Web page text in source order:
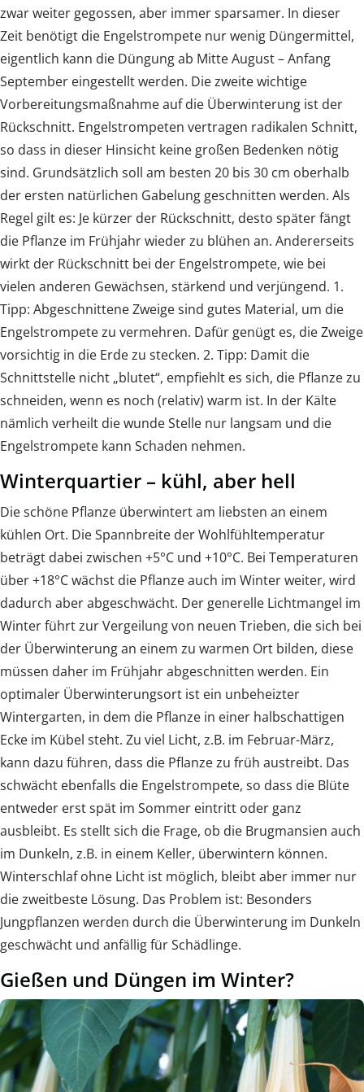
zwar weiter gegossen, aber immer sparsamer. In dieser
Zeit benötigt die Engelstrompete nur wenig Düngermittel,
eigentlich kann die Düngung ab Mitte August – Anfang
September eingestellt werden. Die zweite wichtige
Vorbereitungsmaßnahme auf die Überwinterung ist der
Rückschnitt. Engelstrompeten vertragen radikalen Schnitt,
so dass in dieser Hinsicht keine großen Bedenken nötig
sind. Grundsätzlich soll am besten 20 bis 30 cm oberhalb
der ersten natürlichen Gabelung geschnitten werden. Als
Regel gilt es: Je kürzer der Rückschnitt, desto später fängt
die Pflanze im Frühjahr wieder zu blühen an. Andererseits
wirkt der Rückschnitt bei der Engelstrompete, wie bei
vielen anderen Gewächsen, stärkend und verjüngend. 1.
Tipp: Abgeschnittene Zweige sind gutes Material, um die
Engelstrompete zu vermehren. Dafür genügt es, die Zweige
vorsichtig in die Erde zu stecken. 2. Tipp: Damit die
Schnittstelle nicht „blutet“, empfiehlt es sich, die Pflanze zu
schneiden, wenn es noch (relativ) warm ist. In der Kälte
nämlich verheilt die wunde Stelle nur langsam und die
Engelstrompete kann Schaden nehmen.
Winterquartier – kühl, aber hell
Die schöne Pflanze überwintert am liebsten an einem
kühlen Ort. Die Spannbreite der Wohlfühltemperatur
beträgt dabei zwischen +5°C und +10°C. Bei Temperaturen
über +18°C wächst die Pflanze auch im Winter weiter, wird
dadurch aber abgeschwächt. Der generelle Lichtmangel im
Winter führt zur Vergeilung von neuen Trieben, die sich bei
der Überwinterung an einem zu warmen Ort bilden, diese
müssen daher im Frühjahr abgeschnitten werden. Ein
optimaler Überwinterungsort ist ein unbeheizter
Wintergarten, in dem die Pflanze in einer halbschattigen
Ecke im Kübel steht. Zu viel Licht, z.B. im Februar-März,
kann dazu führen, dass die Pflanze zu früh austreibt. Das
schwächt ebenfalls die Engelstrompete, so dass die Blüte
entweder erst spät im Sommer eintritt oder ganz
ausbleibt. Es stellt sich die Frage, ob die Brugmansien auch
im Dunkeln, z.B. in einem Keller, überwintern können.
Winterschlaf ohne Licht ist möglich, bleibt aber immer nur
die zweitbeste Lösung. Das Problem ist: Besonders
Jungpflanzen werden durch die Überwinterung im Dunkeln
geschwächt und anfällig für Schädlinge.
Gießen und Düngen im Winter?